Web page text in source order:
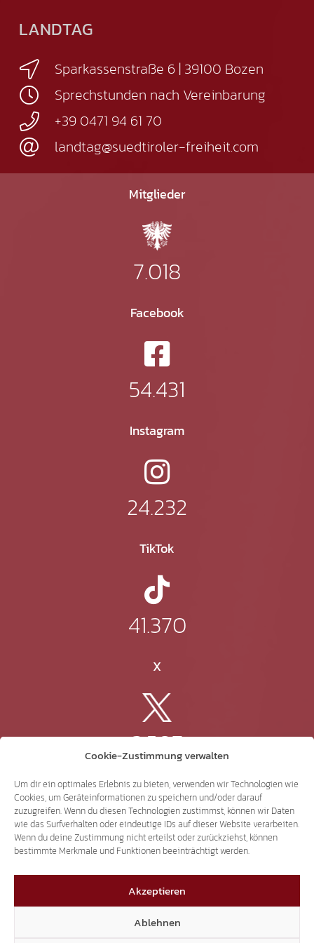
Cookie-Zustimmung verwalten
Um dir ein optimales Erlebnis zu bieten, verwenden wir Technologien wie
Cookies, um Geräteinformationen zu speichern und/oder darauf
zuzugreifen. Wenn du diesen Technologien zustimmst, können wir Daten
wie das Surfverhalten oder eindeutige IDs auf dieser Website verarbeiten.
Wenn du deine Zustimmung nicht erteilst oder zurückziehst, können
bestimmte Merkmale und Funktionen beeinträchtigt werden.
Akzeptieren
Ablehnen
LANDTAG
Sparkassenstraße 6 | 39100 Bozen
Sprechstunden nach Vereinbarung
+39 0471 94 61 70
landtag@suedtiroler-freiheit.com
Mitglieder
7.018
Facebook
54.431
Instagram
24.232
TikTok
41.370
X
3.507
Threads
3.401
YouTube